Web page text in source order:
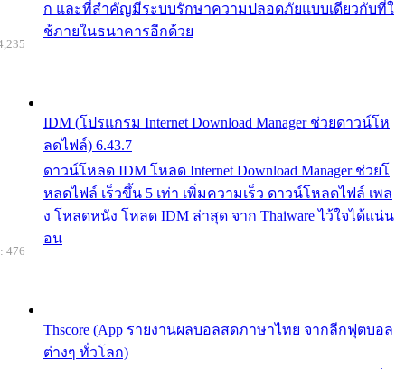
ก และที่สำคัญมีระบบรักษาความปลอดภัยแบบเดียวกับที่ใ
ช้ภายในธนาคารอีกด้วย
IDM (โปรแกรม Internet Download Manager ช่วยดาวน์โห
ลดไฟล์) 6.43.7
ดาวน์โหลด IDM โหลด Internet Download Manager ช่วยโ
หลดไฟล์ เร็วขึ้น 5 เท่า เพิ่มความเร็ว ดาวน์โหลดไฟล์ เพล
ง โหลดหนัง โหลด IDM ล่าสุด จาก Thaiware ไว้ใจได้แน่น
อน
Thscore (App รายงานผลบอลสดภาษาไทย จากลีกฟุตบอล
ต่างๆ ทั่วโลก)
476